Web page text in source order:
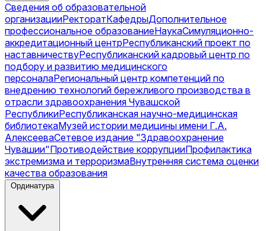
Сведения об образовательной
организацииРекторатКафедрыДополнительное
профессиональное образованиеНаукаСимуляционно-
аккредитационный центрРеспубликанский проект по
наставничествуРеспубликанский кадровый центр по
подбору и развитию медицинского
персоналаРегиональный центр компетенций по
внедрению технологий бережливого производства в
отрасли здравоохранения Чувашской
РеспубликиРеспубликанская научно-медицинская
библиотекаМузей истории медицины имени Г.А.
АлексееваСетевое издание "Здравоохранение
Чувашии"Противодействие коррупцииПрофилактика
экстремизма и терроризмаВнутренняя система оценки
качества образования
Ординатура